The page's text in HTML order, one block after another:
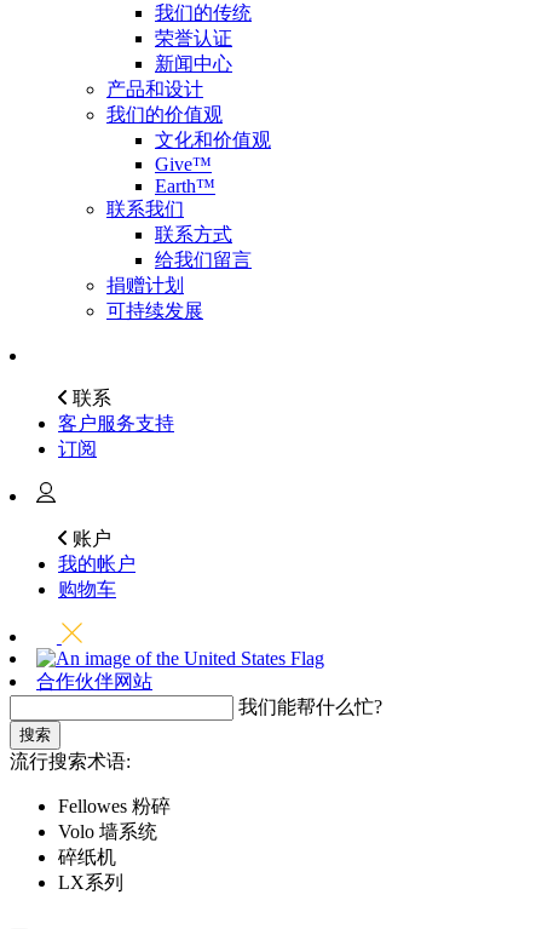
我们的传统
荣誉认证
新闻中心
产品和设计
我们的价值观
文化和价值观
Give™
Earth™
联系我们
联系方式
给我们留言
捐赠计划
可持续发展
联系
客户服务支持
订阅
账户
我的帐户
购物车
合作伙伴网站
我们能帮什么忙?
搜索
流行搜索术语:
Fellowes 粉碎
Volo 墙系统
碎纸机
LX系列